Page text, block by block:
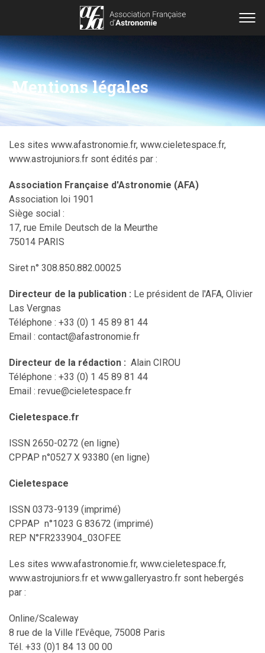
Mentions légales
Les sites www.afastronomie.fr, www.cieletespace.fr,
www.astrojuniors.fr sont édités par :
Association Française d'Astronomie (AFA)
Association loi 1901
Siège social :
17, rue Emile Deutsch de la Meurthe
75014 PARIS
Siret n° 308.850.882.00025
Directeur de la publication : Le président de l'AFA, Olivier
Las Vergnas
Téléphone : +33 (0) 1 45 89 81 44
Email : contact@afastronomie.fr
Directeur de la rédaction : Alain CIROU
Téléphone : +33 (0) 1 45 89 81 44
Email : revue@cieletespace.fr
Cieletespace.fr
ISSN 2650-0272 (en ligne)
CPPAP n°0527 X 93380 (en ligne)
Cieletespace
ISSN 0373-9139 (imprimé)
CPPAP n°1023 G 83672 (imprimé)
REP N°FR233904_03OFEE
Les sites www.afastronomie.fr, www.cieletespace.fr,
www.astrojuniors.fr et www.galleryastro.fr sont hebergés
par :
Online/Scaleway
8 rue de la Ville l’Evêque, 75008 Paris
Tél. +33 (0)1 84 13 00 00